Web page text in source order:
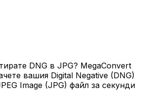
DNG в JPG? MegaConvert
вашия Digital Negative (DNG)
Image (JPG) файл за секунди